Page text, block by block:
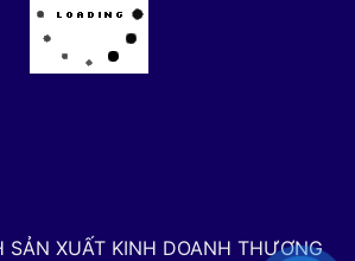
SẢN XUẤT KINH DOANH THƯƠNG